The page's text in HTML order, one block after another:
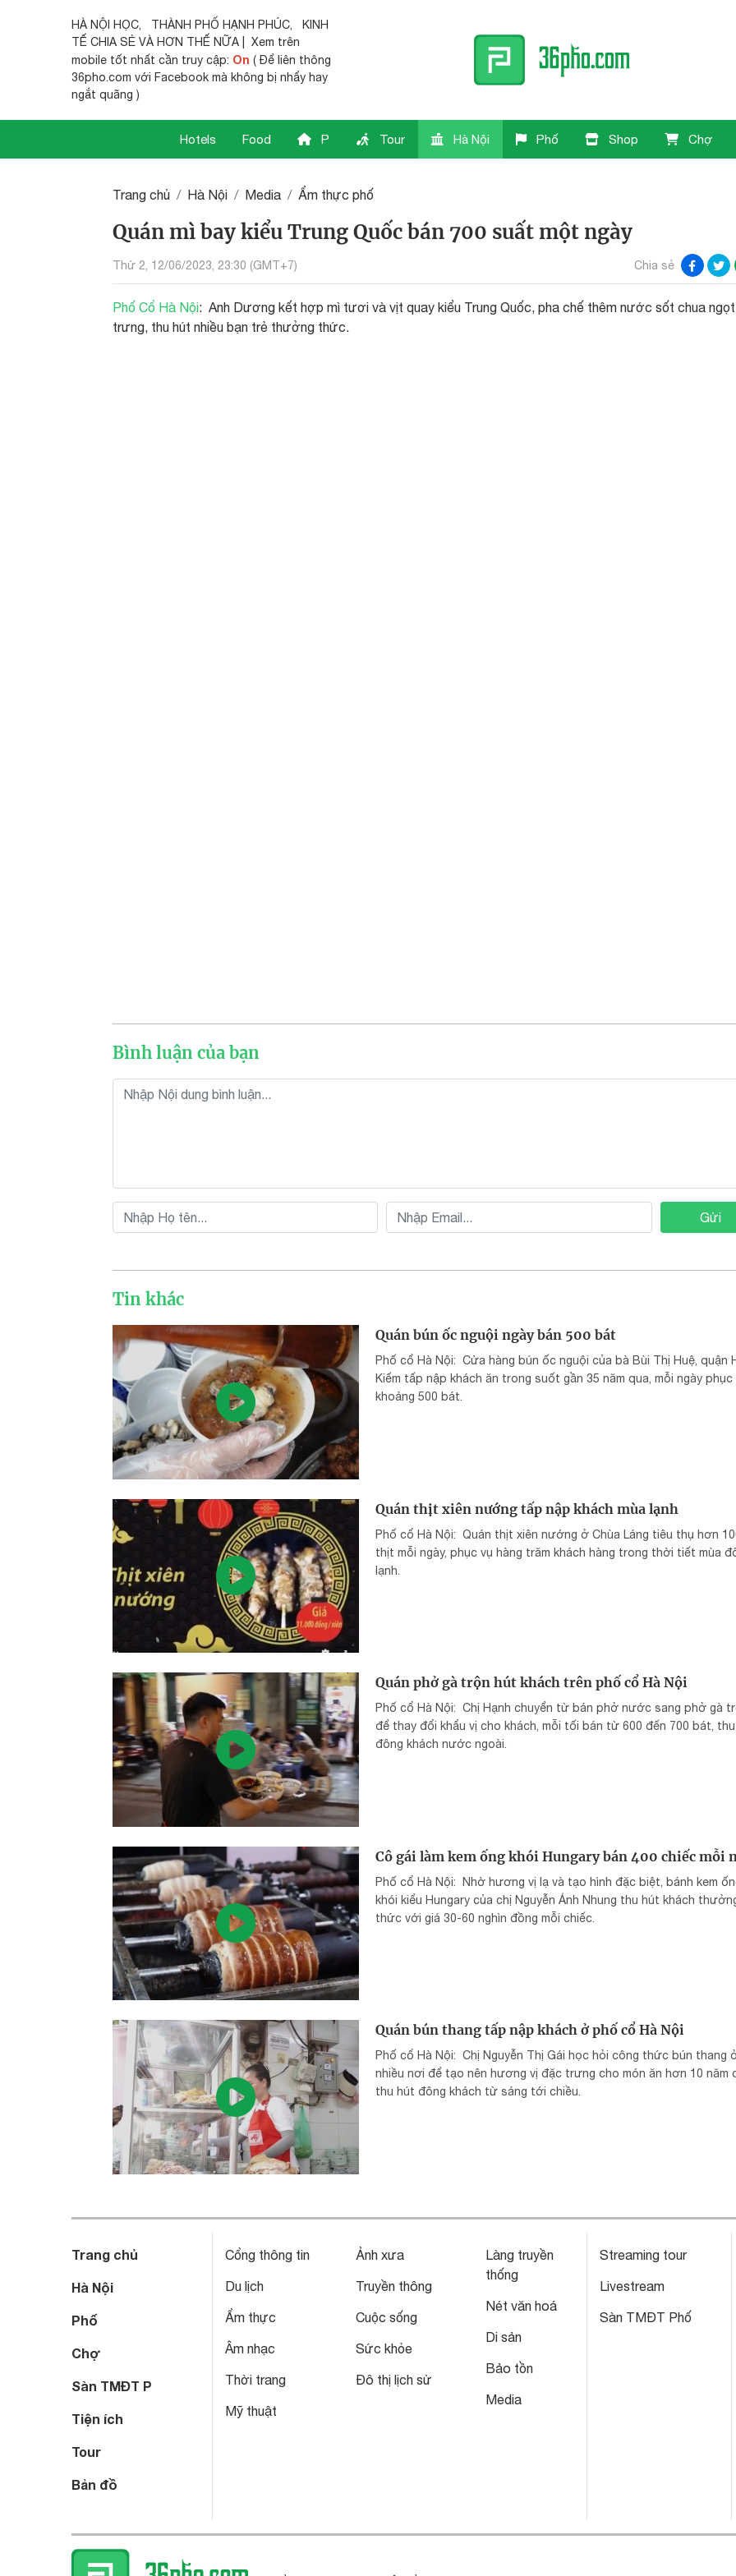
HÀ NỘI HỌC, THÀNH PHỐ HẠNH PHÚC,
KINH
TẾ CHIA SẺ VÀ HƠN THẾ NỮA | Xem trên
mobile tốt nhất cần truy cập: On ( Để liên thông
36pho.com với Facebook mà không bị nhẩy hay
ngắt quãng )
Hotels Food P Tour Hà Nội Phố Shop Chợ
Trang chủ Hà Nội Media Ẩm thực phố
Quán mì bay kiểu Trung Quốc bán 700 suất một ngày
Thứ 2, 12/06/2023, 23:30 (GMT+7) Chia sẻ
Phố Cổ Hà Nội: Anh Dương kết hợp mì tươi và vịt quay kiểu Trung Quốc, pha chế thêm nước sốt chua
trưng, thu hút nhiều bạn trẻ thưởng thức.
Bình luận của bạn
Gửi
Tin khác
Quán bún ốc nguội ngày bán 500 bát
Phố cổ Hà Nội: Cửa hàng bún ốc nguội của bà Bùi Thị Huệ, quận
Kiếm tấp nập khách ăn trong suốt gần 35 năm qua, mỗi ngày phục
khoảng 500 bát.
Quán thịt xiên nướng tấp nập khách mùa lạnh
Phố cổ Hà Nội: Quán thịt xiên nướng ở Chùa Láng tiêu thụ hơn
thịt mỗi ngày, phục vụ hàng trăm khách hàng trong thời tiết mùa
lạnh.
Quán phở gà trộn hút khách trên phố cổ Hà Nội
Phố cổ Hà Nội: Chị Hạnh chuyển từ bán phở nước sang phở gà
để thay đổi khẩu vị cho khách, mỗi tối bán từ 600 đến 700 bát,
đông khách nước ngoài.
Cô gái làm kem ống khói Hungary bán 400 chiếc mỗi
Phố cổ Hà Nội: Nhờ hương vị lạ và tạo hình đặc biệt, bánh kem
khói kiểu Hungary của chị Nguyễn Ánh Nhung thu hút khách
thức với giá 30-60 nghìn đồng mỗi chiếc.
Quán bún thang tấp nập khách ở phố cổ Hà Nội
Phố cổ Hà Nội: Chị Nguyễn Thị Gái học hỏi công thức bún thang
nhiều nơi để tạo nên hương vị đặc trưng cho món ăn hơn 10 năm
thu hút đông khách từ sáng tới chiều.
Trang chủ
Hà Nội
Phố
Chợ
Sàn TMĐT P
Tiện ích
Tour
Bản đồ
Cổng thông tin
Du lịch
Ẩm thực
Âm nhạc
Thời trang
Mỹ thuật
Ảnh xưa
Truyền thông
Cuộc sống
Sức khỏe
Đô thị lịch sử
Làng truyền
thống
Nét văn hoá
Di sản
Bảo tồn
Media
Streaming tour
Livestream
Sàn TMĐT Phố